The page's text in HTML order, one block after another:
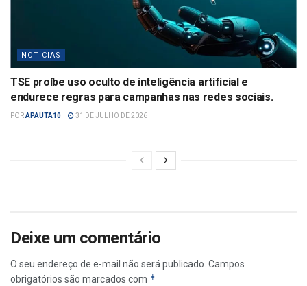
NOTÍCIAS
TSE proíbe uso oculto de inteligência artificial e
endurece regras para campanhas nas redes sociais.
PORAPAUTA10 31 DE JULHO DE 2026
Deixe um comentário
O seu endereço de e-mail não será publicado. Campos
obrigatórios são marcados com *